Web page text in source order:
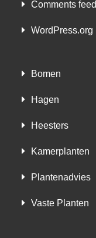
Comments feed
WordPress.org
Bomen
Hagen
Heesters
Kamerplanten
Plantenadvies
Vaste Planten